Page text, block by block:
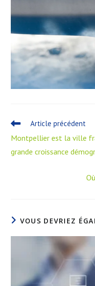
Article précédent
Montpellier est la ville
grande croissance
VOUS DEVRIEZ